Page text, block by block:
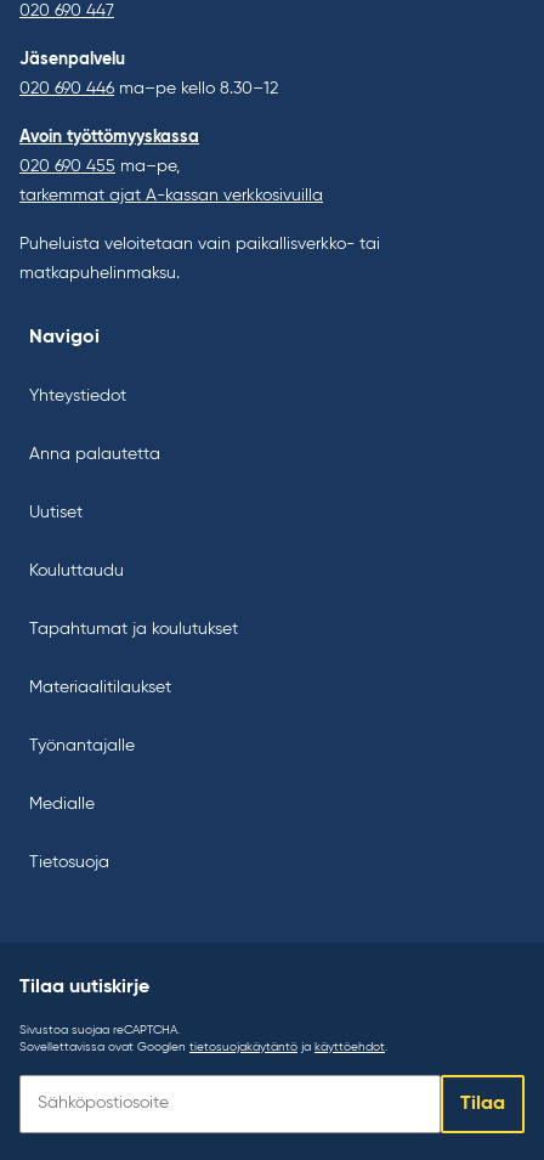
020 690 447
Jäsenpalvelu
020 690 446 ma–pe kello 8.30–12
Avoin työttömyyskassa
020 690 455 ma–pe,
tarkemmat ajat A-kassan verkkosivuilla
Puheluista veloitetaan vain paikallisverkko- tai
matkapuhelinmaksu.
Navigoi
Yhteystiedot
Anna palautetta
Uutiset
Kouluttaudu
Tapahtumat ja koulutukset
Materiaalitilaukset
Työnantajalle
Medialle
Tietosuoja
Tilaa uutiskirje
Sivustoa suojaa reCAPTCHA.
Sovellettavissa ovat Googlen tietosuojakäytäntö ja käyttöehdot
uutiskirje:
Tilaa